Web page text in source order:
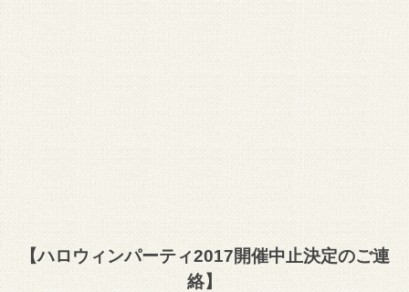
【ハロウィンパーティ2017開催中止決定のご連
絡】